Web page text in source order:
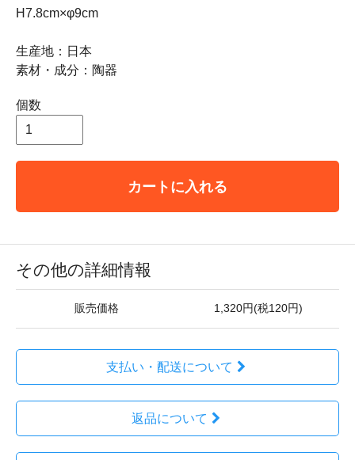
H7.8cm×φ9cm
生産地：日本
素材・成分：陶器
個数
カートに入れる
その他の詳細情報
販売価格 1,320円(税120円)
支払い・配送について
返品について